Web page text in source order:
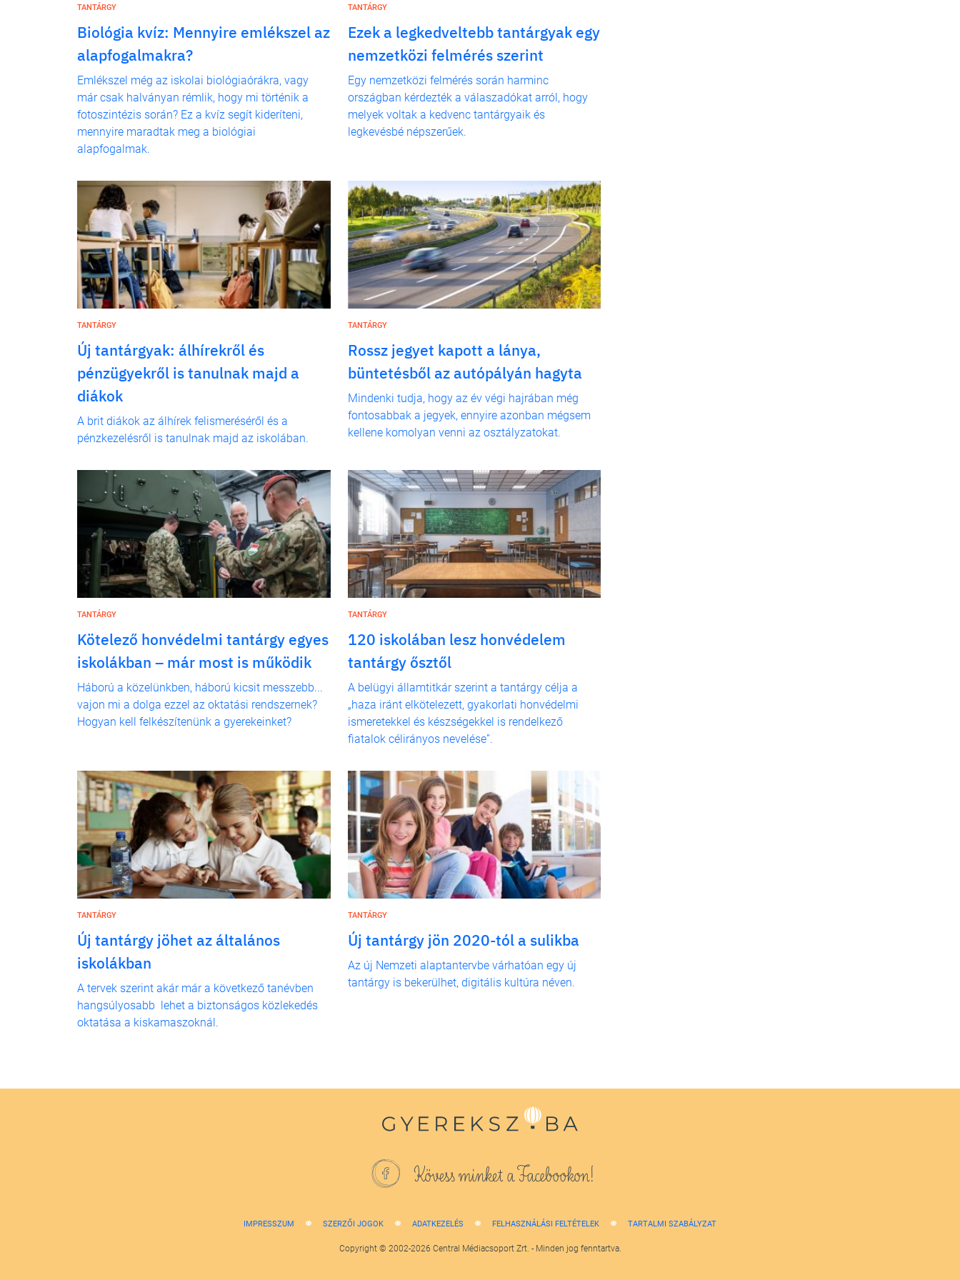
TANTÁRGY
Biológia kvíz: Mennyire emlékszel az
alapfogalmakra?
Emlékszel még az iskolai biológiaórákra, vagy
már csak halványan rémlik, hogy mi történik a
fotoszintézis során? Ez a kvíz segít kideríteni,
mennyire maradtak meg a biológiai
alapfogalmak.
TANTÁRGY
Ezek a legkedveltebb tantárgyak egy
nemzetközi felmérés szerint
Egy nemzetközi felmérés során harminc
országban kérdezték a válaszadókat arról, hogy
melyek voltak a kedvenc tantárgyaik és
legkevésbé népszerűek.
TANTÁRGY
Új tantárgyak: álhírekről és
pénzügyekről is tanulnak majd a
diákok
A brit diákok az álhírek felismeréséről és a
pénzkezelésről is tanulnak majd az iskolában.
TANTÁRGY
Rossz jegyet kapott a lánya,
büntetésből az autópályán hagyta
Mindenki tudja, hogy az év végi hajrában még
fontosabbak a jegyek, ennyire azonban mégsem
kellene komolyan venni az osztályzatokat.
TANTÁRGY
Kötelező honvédelmi tantárgy egyes
iskolákban – már most is működik
Háború a közelünkben, háború kicsit messzebb...
vajon mi a dolga ezzel az oktatási rendszernek?
Hogyan kell felkészítenünk a gyerekeinket?
TANTÁRGY
120 iskolában lesz honvédelem
tantárgy ősztől
A belügyi államtitkár szerint a tantárgy célja a
„haza iránt elkötelezett, gyakorlati honvédelmi
ismeretekkel és készségekkel is rendelkező
fiatalok célirányos nevelése”.
TANTÁRGY
Új tantárgy jöhet az általános
iskolákban
A tervek szerint akár már a következő tanévben
hangsúlyosabb lehet a biztonságos közlekedés
oktatása a kiskamaszoknál.
TANTÁRGY
Új tantárgy jön 2020-tól a sulikba
Az új Nemzeti alaptantervbe várhatóan egy új
tantárgy is bekerülhet, digitális kultúra néven.
Kövess minket a Facebookon!
IMPRESSZUM SZERZŐI JOGOK ADATKEZELÉS FELHASZNÁLÁSI FELTÉTELEK TARTALMI SZABÁLYZAT
Copyright © 2002-2026 Central Médiacsoport Zrt. - Minden jog fenntartva.